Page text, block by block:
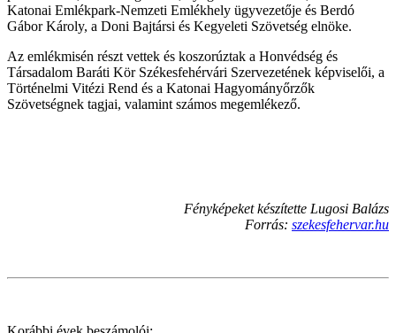
Katonai Emlékpark-Nemzeti Emlékhely ügyvezetője és Berdó
Gábor Károly, a Doni Bajtársi és Kegyeleti Szövetség elnöke.
Az emlékmisén részt vettek és koszorúztak a Honvédség és
Társadalom Baráti Kör Székesfehérvári Szervezetének képviselői, a
Történelmi Vitézi Rend és a Katonai Hagyományőrzők
Szövetségnek tagjai, valamint számos megemlékező.
Fényképeket készítette Lugosi Balázs
Forrás: szekesfehervar.hu